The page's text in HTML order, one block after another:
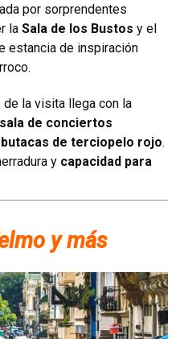
por sorprendentes
la Sala de los Bustos y el
estancia de inspiración
la visita llega con la
de conciertos
de terciopelo rojo.
y capacidad para
y más